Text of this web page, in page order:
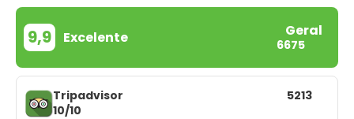
9,9 Excelente Geral
6675
Tripadvisor
10/10
5213